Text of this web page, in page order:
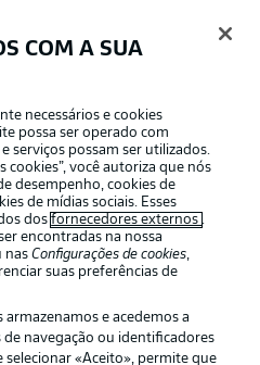
DA BUNDESLIGA
COM A SUA
necessários e cookies
possa ser operado com
serviços possam ser utilizados.
cookies”, você autoriza que nós
desempenho, cookies de
de mídias sociais. Esses
dosfornecedores externos .
encontradas na nossa
nasConfigurações de cookies,
suas preferências de
armazenamos e acedemos a
de navegação ou identificadores
selecionar «Aceito», permite que